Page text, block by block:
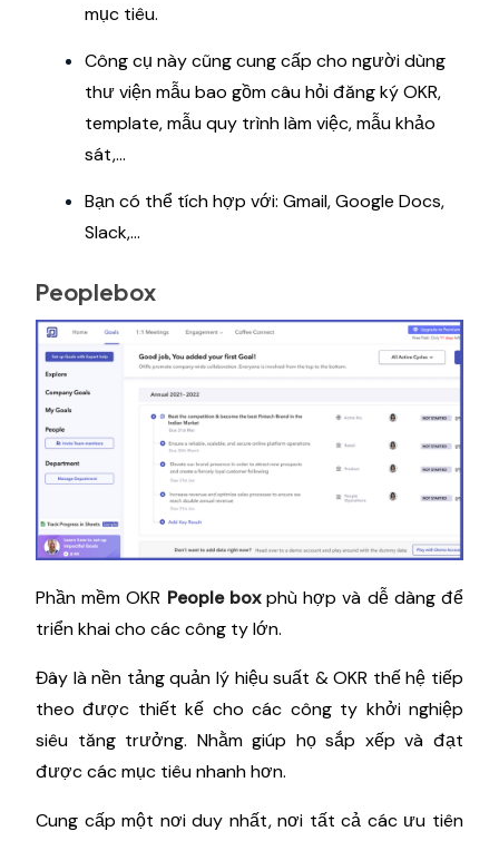
mục tiêu.
Công cụ này cũng cung cấp cho người dùng
thư viện mẫu bao gồm câu hỏi đăng ký OKR,
template, mẫu quy trình làm việc, mẫu khảo
sát,...
Bạn có thể tích hợp với: Gmail, Google Docs,
Slack,...
Peoplebox
Phần mềm OKR People boxphù hợp và dễ dàng để
triển khai cho các công ty lớn.
Đây là nền tảng quản lý hiệu suất & OKR thế hệ tiếp
theo được thiết kế cho các công ty khởi nghiệp
siêu tăng trưởng. Nhằm giúp họ sắp xếp và đạt
được các mục tiêu nhanh hơn.
Cung cấp một nơi duy nhất, nơi tất cả các ưu tiên